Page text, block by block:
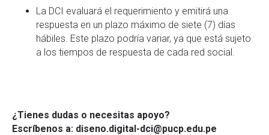
La DCI evaluará el requerimiento y emitirá una
respuesta en un plazo máximo de siete (7) días
hábiles. Este plazo podría variar, ya que está sujeto
a los tiempos de respuesta de cada red social.
¿Tienes dudas o necesitas apoyo?
Escríbenos a: diseno.digital-dci@pucp.edu.pe